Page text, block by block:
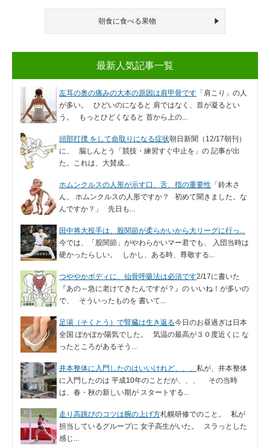
朝食に食べる果物
最新人気記事一覧
左耳の奥の痛みの大本の原因は肩甲骨です 「肩こり」の人
が多い。 ひどいのになると 肩ではなく、首が凝るとい
う。 もっとひどくなると 首から上の...
頭部打撲 をして命取りになる症状朝日新聞（12/17朝刊）
に、 脳しんとう「競技・練習すぐ中止を」の 記事が出
た。これは、大賛成...
ホムンクルスの人形が示す口、舌、指の重要性 「鈴木さ
ん、 ホムンクルスの人形ですか？ 初めて聞きました。な
んですか？」 先日も...
田中将大投手は、股関節が柔らかいから大リーグに行っ...
今では、「股関節」がやわらかいマー君でも、 入団当時は
硬かったらしい。 しかし、ある時、尊敬する...
つややかボディに、仙骨呼吸法は必須です2/17に書いた
『あの～急に老けてきたんですが？』の いいね！が多いの
で、 そういったものを 書いて...
足湯（そくとう）で腎臓は生き返る今日のお昼過ぎは日本
全国 ぽかぽか陽気でした。 気温の最高が３０度近くに な
ったところがあるそう...
井本整体に入門したのはいいけれど、、、 私が、井本整体
に入門したのは 平成10年のことだが、、、 その当時
は、春・秋の新しい期が スタートする...
走り高跳びのコツは腕の上げ方札幌研修でのこと。 私が
担当しているグループに 女子高生がいた。 スラっとした
感じ...